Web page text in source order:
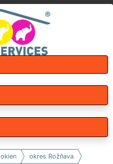
okres Rožňava